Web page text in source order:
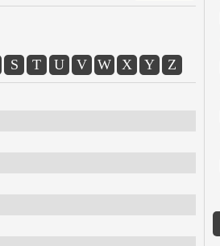
S T U V W X Y Z